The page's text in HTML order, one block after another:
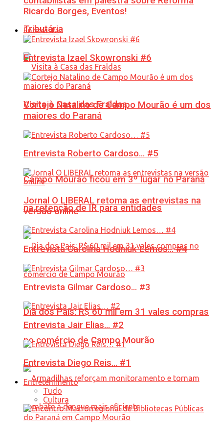
Tributária
Visita à Casa das Fraldas
Campo Mourão ficou em 3º lugar no Paraná
na retenção de IR para entidades
Dia dos Pais: R$ 60 mil em 31 vales compras
no comércio de Campo Mourão
Ricardo Borges, Eventos!
Entrevista
Entrevista Izael Skowronski #6
Cortejo Natalino de Campo Mourão é um dos
maiores do Paraná
Entrevista Roberto Cardoso… #5
Jornal O LIBERAL retoma as entrevistas na
versão online
Entrevista Carolina Hodniuk Lemos… #4
Entrevista Gilmar Cardoso… #3
Entrevista Jair Elias… #2
Entrevista Diego Reis… #1
Entretenimento
Tudo
Cultura